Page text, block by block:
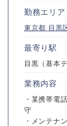
勤務エリア
東京都 目黒
最寄り駅
目黒（基本
業務内容
・某携帯電
守
・メンテナ